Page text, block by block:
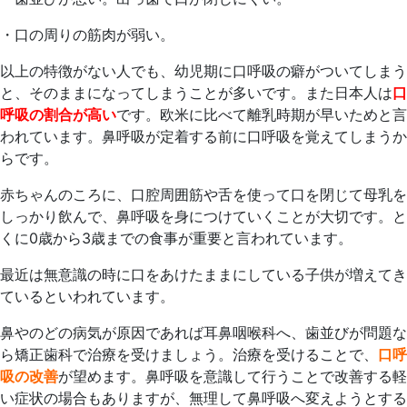
・口の周りの筋肉が弱い。
以上の特徴がない人でも、幼児期に口呼吸の癖がついてしまう
と、そのままになってしまうことが多いです。また日本人は口
呼吸の割合が高いです。欧米に比べて離乳時期が早いためと言
われています。鼻呼吸が定着する前に口呼吸を覚えてしまうか
らです。
赤ちゃんのころに、口腔周囲筋や舌を使って口を閉じて母乳を
しっかり飲んで、鼻呼吸を身につけていくことが大切です。と
くに0歳から3歳までの食事が重要と言われています。
最近は無意識の時に口をあけたままにしている子供が増えてき
ているといわれています。
鼻やのどの病気が原因であれば耳鼻咽喉科へ、歯並びが問題な
ら矯正歯科で治療を受けましょう。治療を受けることで、 口呼
吸の改善が望めます。鼻呼吸を意識して行うことで改善する軽
い症状の場合もありますが、無理して鼻呼吸へ変えようとする